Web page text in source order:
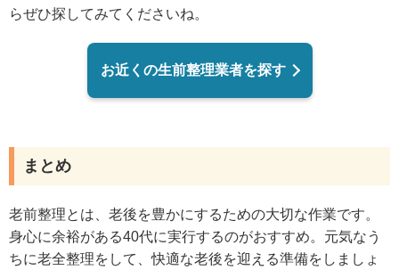
らぜひ探してみてくださいね。
お近くの生前整理業者を探す
まとめ
老前整理とは、老後を豊かにするための大切な作業です。
身心に余裕がある40代に実行するのがおすすめ。元気なう
ちに老全整理をして、快適な老後を迎える準備をしましょ